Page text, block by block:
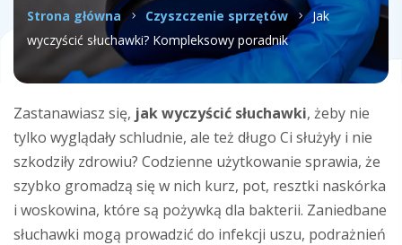
Strona główna Czyszczenie sprzętów
Jak
wyczyścić słuchawki? Kompleksowy poradnik
Zastanawiasz się, jak wyczyścić słuchawki, żeby nie
tylko wyglądały schludnie, ale też długo Ci służyły i nie
szkodziły zdrowiu? Codzienne użytkowanie sprawia, że
szybko gromadzą się w nich kurz, pot, resztki naskórka
i woskowina, które są pożywką dla bakterii. Zaniedbane
słuchawki mogą prowadzić do infekcji uszu, podrażnień